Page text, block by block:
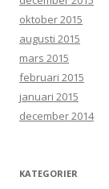
oktober 2015
augusti 2015
mars 2015
februari 2015
januari 2015
december 2014
KATEGORIER